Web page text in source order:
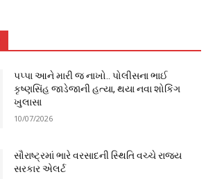
પપ્પા આને મારી જ નાખો.. પોલીસના ભાઈ
કૃષ્ણસિંહ જાડેજાની હત્યા, થયા નવા શોકિંગ
ખુલાસા
10/07/2026
સૌરાષ્ટ્રમાં ભારે વરસાદની સ્થિતિ વચ્ચે રાજ્ય
સરકાર એલર્ટ